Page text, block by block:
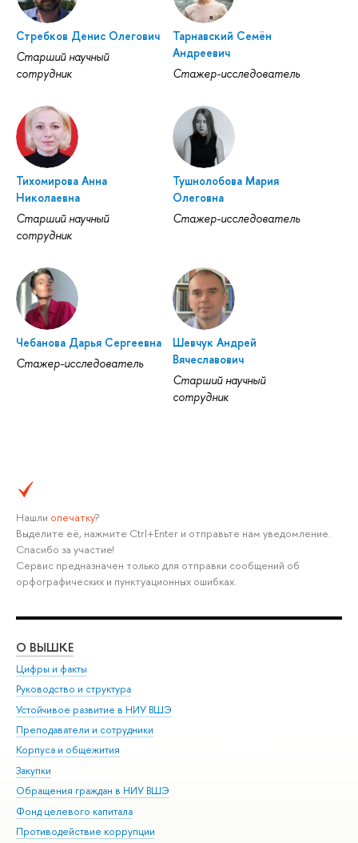
Стребков Денис Олегович
Старший научный
сотрудник
Тарнавский Семён
Андреевич
Стажер-исследователь
Тихомирова Анна
Николаевна
Старший научный
сотрудник
Тушнолобова Мария
Олеговна
Стажер-исследователь
Чебанова Дарья Сергеевна
Стажер-исследователь
Шевчук Андрей
Вячеславович
Старший научный
сотрудник
Нашли опечатку?
Выделите её, нажмите Ctrl+Enter и отправьте нам уведомление.
Спасибо за участие!
Сервис предназначен только для отправки сообщений об
орфографических и пунктуационных ошибках.
О ВЫШКЕ
Цифры и факты
Руководство и структура
Устойчивое развитие в НИУ ВШЭ
Преподаватели и сотрудники
Корпуса и общежития
Закупки
Обращения граждан в НИУ ВШЭ
Фонд целевого капитала
Противодействие коррупции